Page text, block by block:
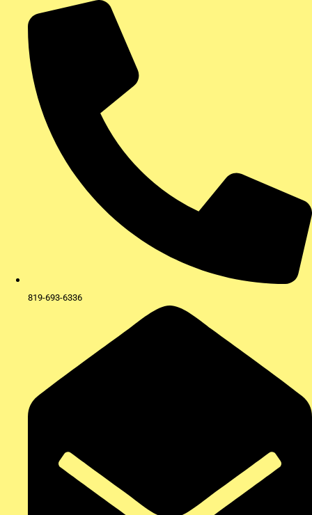
contenu
819-693-6336